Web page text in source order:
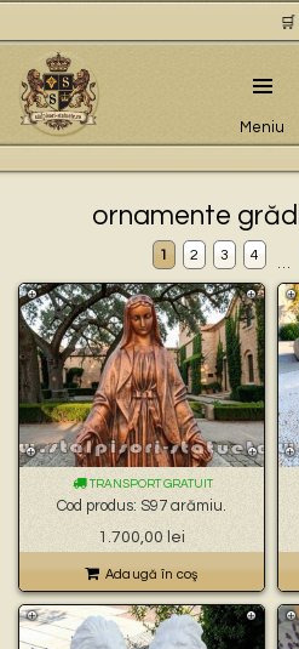
🛒
Meniu
ornamente
1 2 3 4
TRANSPORT GRATUIT
Cod produs: S97 arămiu.
1.700,00 lei
Adaugă în coş